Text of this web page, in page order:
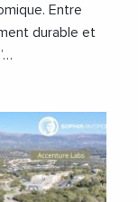
Entre
durable et